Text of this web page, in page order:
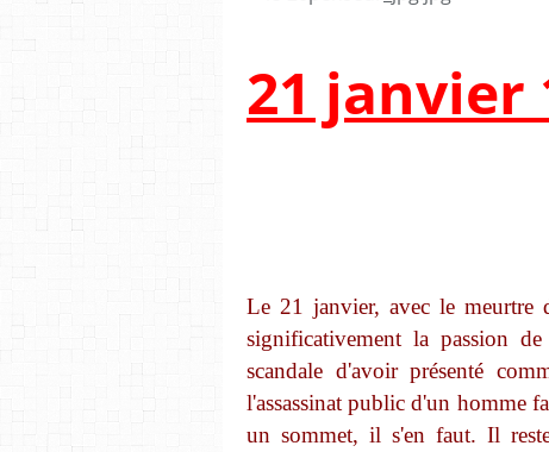
21 janvier
Le 21 janvier, avec le meurtre
significativement la passion
scandale d'avoir présenté
l'assassinat public d'un homme
un sommet, il s'en faut. Il